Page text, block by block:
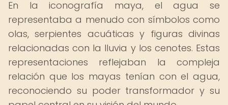
En la iconografía maya, el agua se
representaba a menudo con símbolos como
olas, serpientes acuáticas y figuras divinas
relacionadas con la lluvia y los cenotes. Estas
representaciones reflejaban la compleja
relación que los mayas tenían con el agua,
reconociendo su poder transformador y su